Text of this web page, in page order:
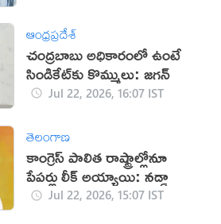
ఆంధ్రప్రదేశ్
చంద్రబాబు అధికారంలో ఉంటే
సిండికేట్‌కు కొమ్ములు: జగన్
Jul 22, 2026, 16:07 IST
తెలంగాణ
కాంగ్రెస్‌ పాలిత రాష్ట్రాల్లోనూ
పేపర్లు లీక్‌ అయ్యాయి: నడ్డా
Jul 22, 2026, 15:07 IST